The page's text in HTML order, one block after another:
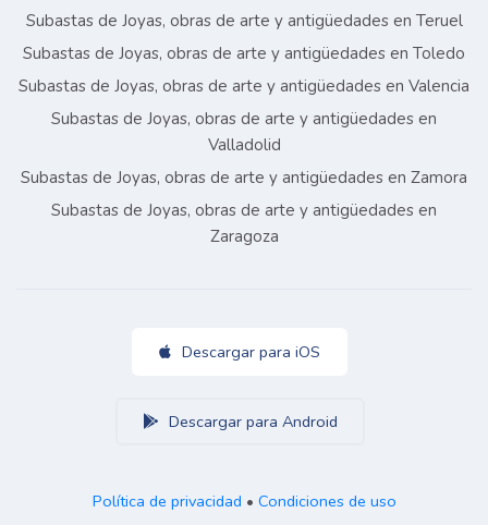
Subastas de Joyas, obras de arte y antigüedades en Teruel
Subastas de Joyas, obras de arte y antigüedades en Toledo
Subastas de Joyas, obras de arte y antigüedades en Valencia
Subastas de Joyas, obras de arte y antigüedades en
Valladolid
Subastas de Joyas, obras de arte y antigüedades en Zamora
Subastas de Joyas, obras de arte y antigüedades en
Zaragoza
Descargar para iOS
Descargar para Android
Política de privacidad • Condiciones de uso